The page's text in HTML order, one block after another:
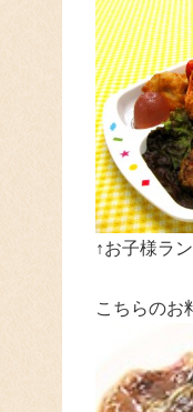
↑お子様ラ
こちらのお